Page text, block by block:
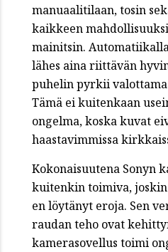
manuaalitilaan, tosin
kaikkeen
mainitsin.
lähes aina riittävän
puhelin pyrkii
Tämä ei kuitenkaan
ongelma, koska kuvat
haastavimmissa
Kokonaisuutena Sonyn
kuitenkin toimiva,
en löytänyt eroja. Sen
raudan teho ovat
kamerasovellus toimi